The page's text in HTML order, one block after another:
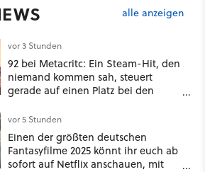
alle anzeigen
vor 3 Stunden
92 bei Metacritc: Ein Steam-Hit, den
niemand kommen sah, steuert
gerade auf einen Platz bei den
vor 5 Stunden
Einen der größten deutschen
Fantasyfilme 2025 könnt ihr euch ab
sofort auf Netflix anschauen, mit